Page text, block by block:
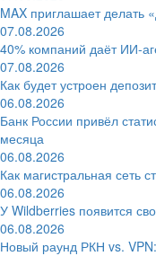
MAX приглашает делать
07.08.2026
40% компаний даёт
07.08.2026
Как будет устроен
06.08.2026
Банк России привёл
месяца
06.08.2026
Как магистральная сеть
06.08.2026
У Wildberries появится
06.08.2026
Новый раунд РКН vs.